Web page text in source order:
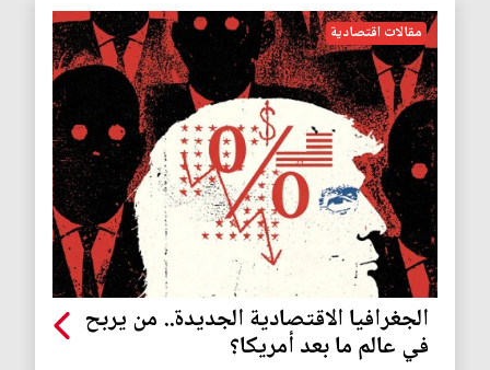
مقالات اقتصادية
الجغرافيا الاقتصادية الجديدة.. من يربح
في عالم ما بعد أمريكا؟